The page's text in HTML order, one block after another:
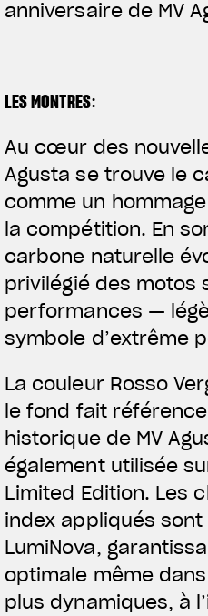
anniversaire de MV
LES MONTRES:
Au cœur des
Agusta se trouve le
comme un
la compétition. En
carbone naturelle
privilégié des motos
performances —
symbole d’extrême
La couleur Rosso
le fond fait
historique de MV
également utilisée
Limited Edition. Les
index appliqués
LumiNova,
optimale même
plus dynamiques, à